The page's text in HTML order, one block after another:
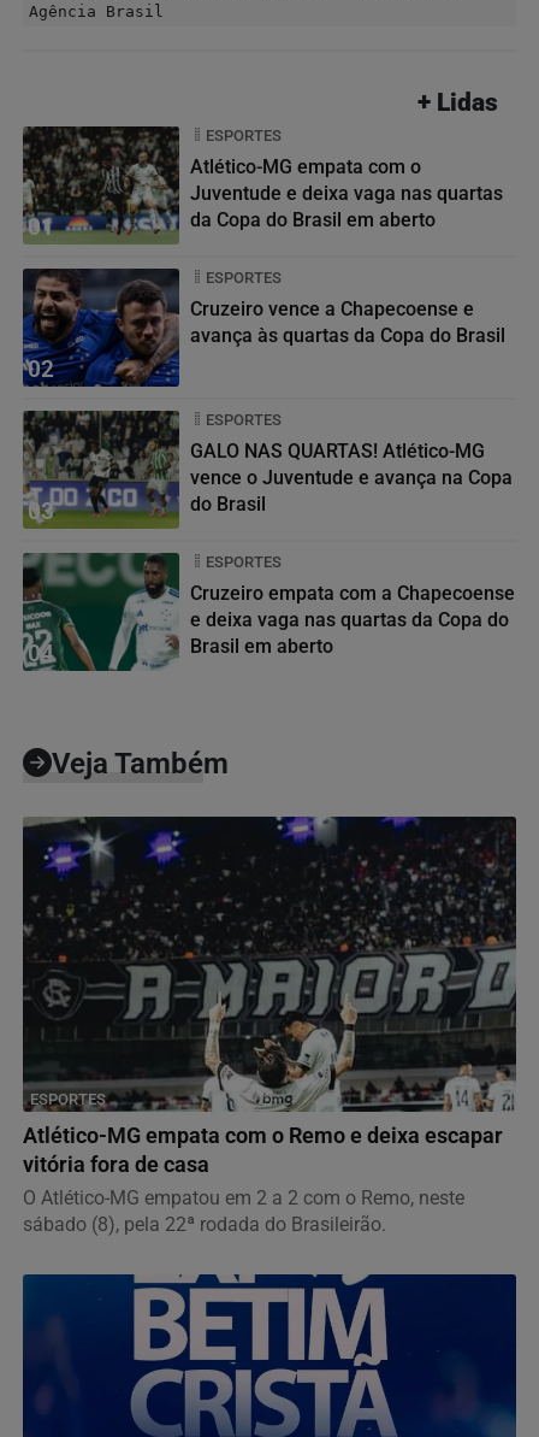
Agência Brasil
+ Lidas
01
ESPORTES
Atlético-MG empata com o
Juventude e deixa vaga nas quartas
da Copa do Brasil em aberto
02
ESPORTES
Cruzeiro vence a Chapecoense e
avança às quartas da Copa do Brasil
03
ESPORTES
GALO NAS QUARTAS! Atlético-MG
vence o Juventude e avança na Copa
do Brasil
04
ESPORTES
Cruzeiro empata com a Chapecoense
e deixa vaga nas quartas da Copa do
Brasil em aberto
Veja Também
ESPORTES
Atlético-MG empata com o Remo e deixa escapar
vitória fora de casa
O Atlético-MG empatou em 2 a 2 com o Remo, neste
sábado (8), pela 22ª rodada do Brasileirão.